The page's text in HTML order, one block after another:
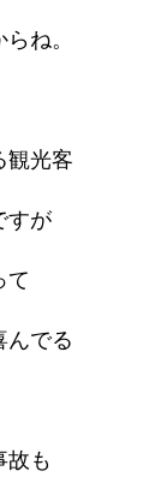
ね。
観光客
すが
て
んでる
故も